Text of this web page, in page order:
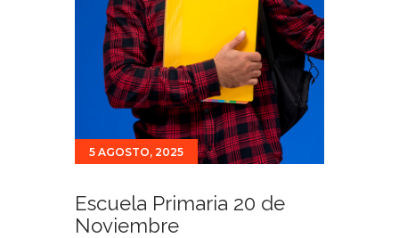
5 AGOSTO, 2025
Escuela Primaria 20 de
Noviembre